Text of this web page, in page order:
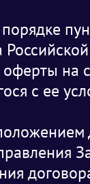
на
с ее